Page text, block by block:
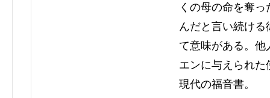
くの母の命を奪
んだと言い続け
て意味がある。
エンに与えられた
現代の福音書。